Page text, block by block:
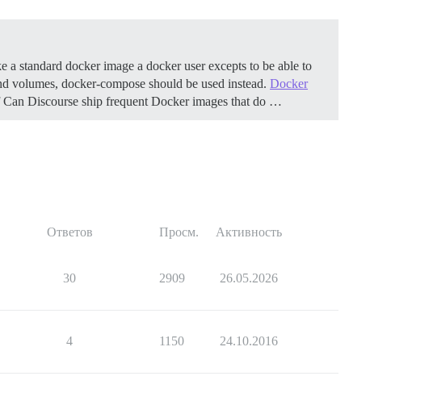
standard docker image a docker user excepts to be able to
volumes, docker-compose should be used instead. Docker
Discourse ship frequent Docker images that do …
Ответов Просм. Активность
30 2909 26.05.2026
4 1150 24.10.2016